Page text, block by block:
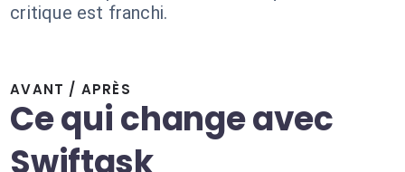
critique est franchi.
AVANT / APRÈS
Ce qui change avec
Swiftask